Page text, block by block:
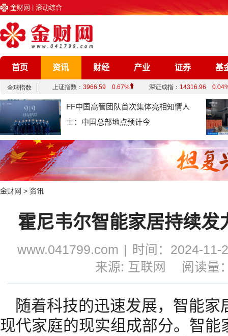
金财网 滚动综合
首页 资讯 财经 产业 证券 基
企业 文化 娱乐
综合
FF中国高管团队首次集体亮相知情人
士：中国总部地点预计今
金财网 > 资讯
霍尼韦尔智能家居持续发
www.041799.com
时间：2024-11-
来源: 互联网
阅读量
随着科技的迅速发展，智能
现代家庭的现实组成部分。智